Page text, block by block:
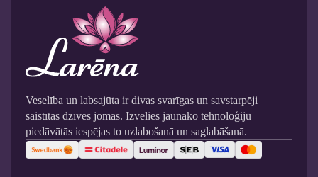
Veselība un labsajūta ir divas svarīgas un savstarpēji
saistītas dzīves jomas. Izvēlies jaunāko tehnoloģiju
piedāvātās iespējas to uzlabošanā un saglabāšanā.